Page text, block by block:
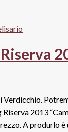
2013
A produrlo è